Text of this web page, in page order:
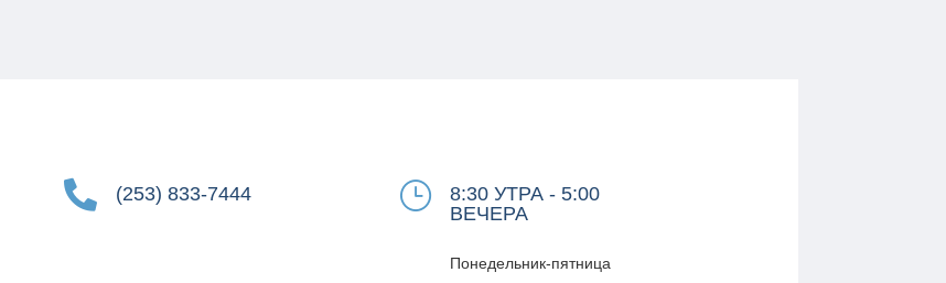
 (253) 833-7444 }
8:30 УТРА - 5:00
ВЕЧЕРА
Понедельник-пятница